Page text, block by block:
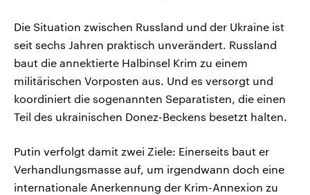
Die Situation zwischen Russland und der Ukraine ist
seit sechs Jahren praktisch unverändert. Russland
baut die annektierte Halbinsel Krim zu einem
militärischen Vorposten aus. Und es versorgt und
koordiniert die sogenannten Separatisten, die einen
Teil des ukrainischen Donez-Beckens besetzt halten.
Putin verfolgt damit zwei Ziele: Einerseits baut er
Verhandlungsmasse auf, um irgendwann doch eine
internationale Anerkennung der Krim-Annexion zu